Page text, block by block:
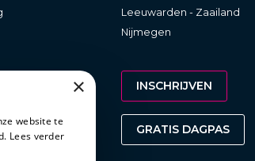
Leeuwarden - Zaailand
Nijmegen
INSCHRIJVEN
GRATIS DAGPAS
×
website te
Lees verder